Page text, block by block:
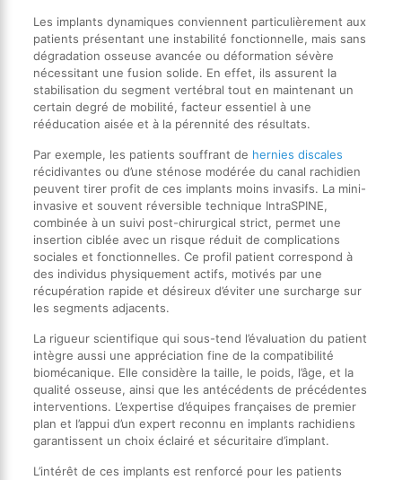
Les implants dynamiques conviennent particulièrement aux
patients présentant une instabilité fonctionnelle, mais sans
dégradation osseuse avancée ou déformation sévère
nécessitant une fusion solide. En effet, ils assurent la
stabilisation du segment vertébral tout en maintenant un
certain degré de mobilité, facteur essentiel à une
rééducation aisée et à la pérennité des résultats.
Par exemple, les patients souffrant de hernies discales
récidivantes ou d’une sténose modérée du canal rachidien
peuvent tirer profit de ces implants moins invasifs. La mini-
invasive et souvent réversible technique IntraSPINE,
combinée à un suivi post-chirurgical strict, permet une
insertion ciblée avec un risque réduit de complications
sociales et fonctionnelles. Ce profil patient correspond à
des individus physiquement actifs, motivés par une
récupération rapide et désireux d’éviter une surcharge sur
les segments adjacents.
La rigueur scientifique qui sous-tend l’évaluation du patient
intègre aussi une appréciation fine de la compatibilité
biomécanique. Elle considère la taille, le poids, l’âge, et la
qualité osseuse, ainsi que les antécédents de précédentes
interventions. L’expertise d’équipes françaises de premier
plan et l’appui d’un expert reconnu en implants rachidiens
garantissent un choix éclairé et sécuritaire d’implant.
L’intérêt de ces implants est renforcé pour les patients